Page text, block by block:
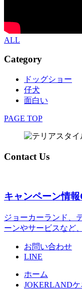
ALL
Category
ドッグショー
仔犬
面白い
PAGE TOP
Contact Us
キャンペーン情報
ジョーカーランド、
ーンやサービスなど
お問い合わせ
LINE
ホーム
JOKERLANDケ